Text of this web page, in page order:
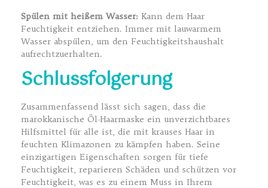
Spülen mit heißem Wasser: Kann dem Haar
Feuchtigkeit entziehen. Immer mit lauwarmem
Wasser abspülen, um den Feuchtigkeitshaushalt
aufrechtzuerhalten.
Schlussfolgerung
Zusammenfassend lässt sich sagen, dass die
marokkanische Öl-Haarmaske ein unverzichtbares
Hilfsmittel für alle ist, die mit krauses Haar in
feuchten Klimazonen zu kämpfen haben. Seine
einzigartigen Eigenschaften sorgen für tiefe
Feuchtigkeit, reparieren Schäden und schützen vor
Feuchtigkeit, was es zu einem Muss in Ihrem